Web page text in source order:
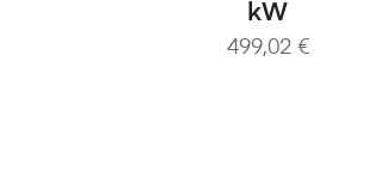
kW
499,02 €